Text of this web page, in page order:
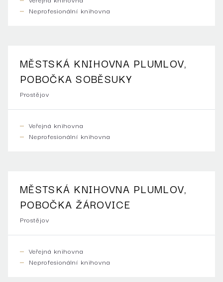
Neprofesionální knihovna
MĚSTSKÁ KNIHOVNA PLUMLOV,
POBOČKA SOBĚSUKY
Prostějov
Veřejná knihovna
Neprofesionální knihovna
MĚSTSKÁ KNIHOVNA PLUMLOV,
POBOČKA ŽÁROVICE
Prostějov
Veřejná knihovna
Neprofesionální knihovna